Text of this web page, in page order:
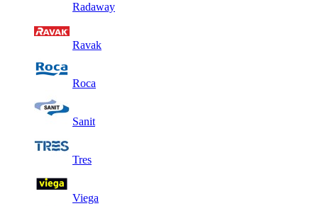
Radaway
Ravak
Roca
Sanit
Tres
Viega